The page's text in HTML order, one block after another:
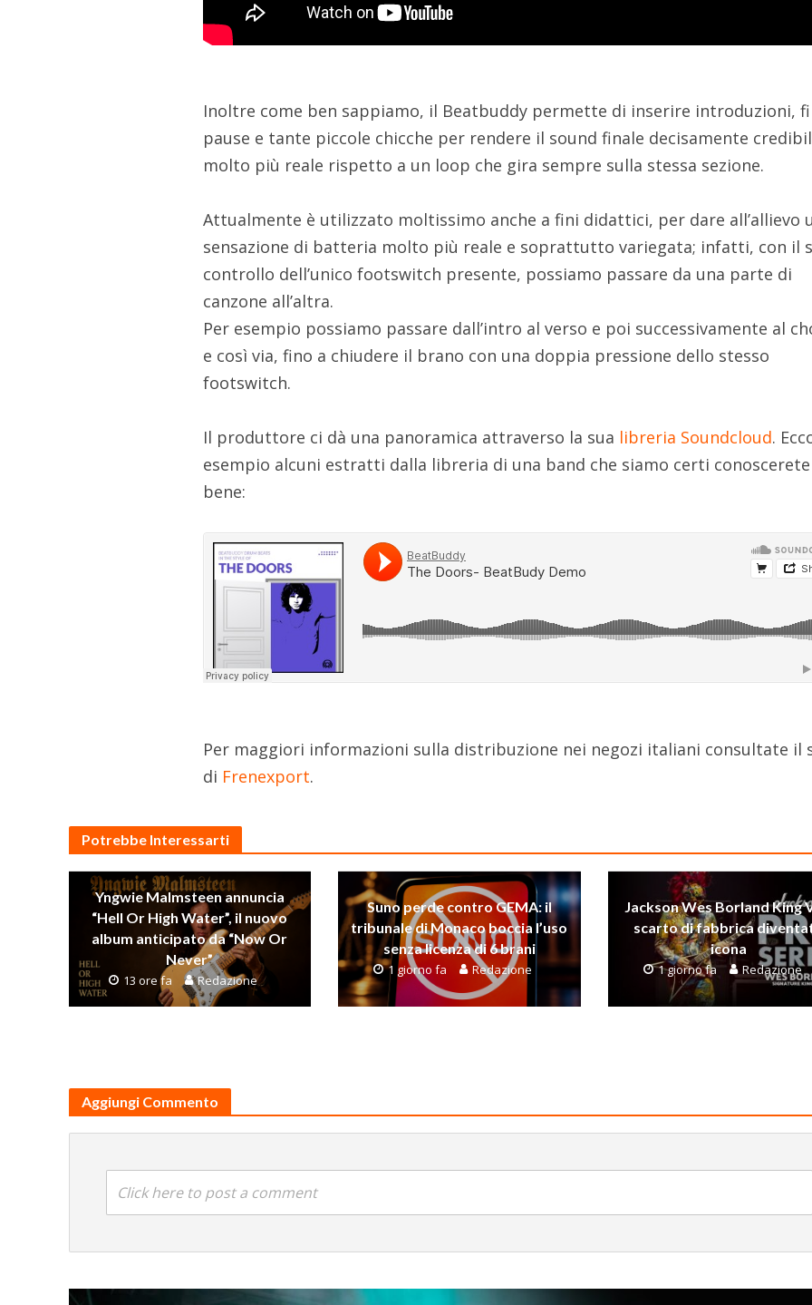
Inoltre come ben sappiamo, il Beatbuddy permette di inserire introduzioni,
pause e tante piccole chicche per rendere il sound finale decisamente
molto più reale rispetto a un loop che gira sempre sulla stessa sezione.
Attualmente è utilizzato moltissimo anche a fini didattici, per dare all’allievo
sensazione di batteria molto più reale e soprattutto variegata; infatti, con il
controllo dell’unico footswitch presente, possiamo passare da una parte di
canzone all’altra.
Per esempio possiamo passare dall’intro al verso e poi successivamente al
e così via, fino a chiudere il brano con una doppia pressione dello stesso
footswitch.
Il produttore ci dà una panoramica attraverso la sua libreria Soundcloud.
esempio alcuni estratti dalla libreria di una band che siamo certi conoscerete
bene:
Per maggiori informazioni sulla distribuzione nei negozi italiani consultate il
di Frenexport.
Potrebbe Interessarti
Yngwie Malmsteen annuncia
“Hell Or High Water”, il nuovo
album anticipato da “Now Or
Never”
13 ore fa Redazione
Suno perde contro GEMA: il
tribunale di Monaco boccia l’uso
senza licenza di 6 brani
1 giorno fa Redazione
Jackson Wes Borland King
scarto di fabbrica
icona
1 giorno fa Redazione
Aggiungi Commento
Click here to post a comment